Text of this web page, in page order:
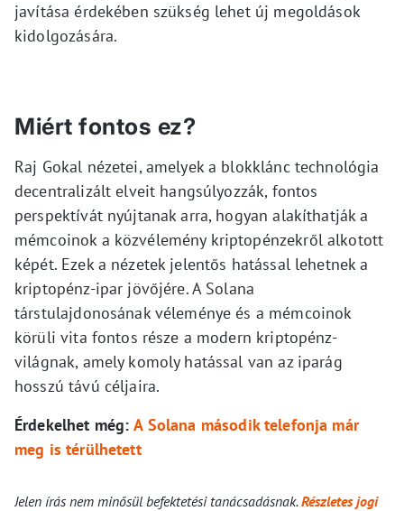
javítása érdekében szükség lehet új megoldások
kidolgozására.
Miért fontos ez?
Raj Gokal nézetei, amelyek a blokklánc technológia
decentralizált elveit hangsúlyozzák, fontos
perspektívát nyújtanak arra, hogyan alakíthatják a
mémcoinok a közvélemény kriptopénzekről alkotott
képét. Ezek a nézetek jelentős hatással lehetnek a
kriptopénz-ipar jövőjére. A Solana
társtulajdonosának véleménye és a mémcoinok
körüli vita fontos része a modern kriptopénz-
világnak, amely komoly hatással van az iparág
hosszú távú céljaira.
Érdekelhet még: A Solana második telefonja már
meg is térülhetett
Jelen írás nem minősül befektetési tanácsadásnak.Részletes jogi